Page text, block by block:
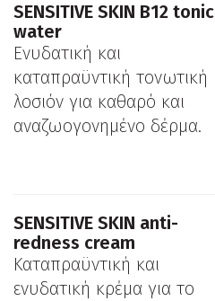
SENSITIVE SKIN Β12 tonic
water
Ενυδατική και
καταπραϋντική τονωτική
λοσιόν για καθαρό και
αναζωογονημένο δέρμα.
SENSITIVE SKIN anti-
redness cream
Καταπραϋντική και
ενυδατική κρέμα για το